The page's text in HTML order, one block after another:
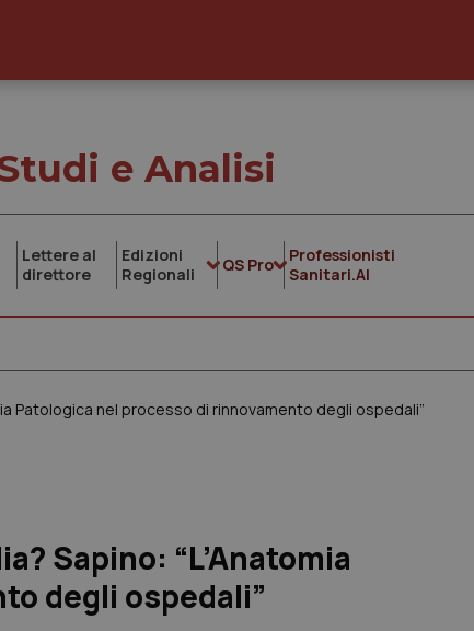
e Analisi
Lettere al
direttore
Edizioni
Regionali
QS Pro
Professionisti
Sanitari.AI
Patologica nel processo di rinnovamento degli ospedali”
Sapino: “L’Anatomia
degli ospedali”